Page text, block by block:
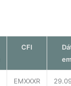
CFI
EMXXXR